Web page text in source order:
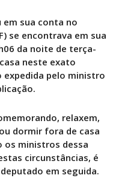
sua conta no
se encontrava em sua
da noite de terça-
neste exato
pelo ministro
relaxem,
dormir fora de casa
os ministros dessa
circunstâncias, é
em seguida.